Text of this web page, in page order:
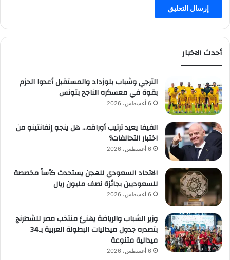
أحدث الاخبار
الترجي وشباب بلوزداد والمستقبل أعدوا الحزم
بقوة في معسكره الناجح بتونس
6 أغسطس، 2026
الفيفا يعيد ترتيب أوراقه… هل ينجو إنفانتينو من
اختبار التحالفات؟
6 أغسطس، 2026
الاتحاد السعودي للهجن يستحدث كأساً مخصصة
للسعوديين بجائزة نصف مليون ريال
6 أغسطس، 2026
وزير الشباب والرياضة يهنئ منتخب مصر للشطرنج
بتصدره جدول ميداليات البطولة العربية بـ34
ميدالية متنوعة
6 أغسطس، 2026